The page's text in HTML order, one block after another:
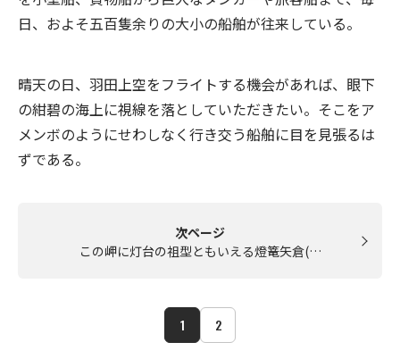
日、およそ五百隻余りの大小の船舶が往来している。
晴天の日、羽田上空をフライトする機会があれば、眼下
の紺碧の海上に視線を落としていただきたい。そこをア
メンボのようにせわしなく行き交う船舶に目を見張るは
ずである。
次ページ
この岬に灯台の祖型ともいえる燈篭矢倉(…
1 2